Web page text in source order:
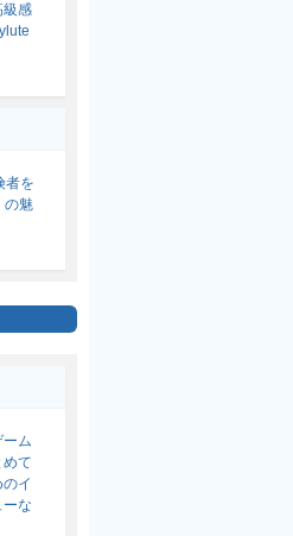
級感
者を
の魅
ーム
て
イ
な